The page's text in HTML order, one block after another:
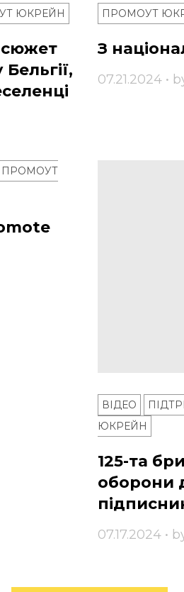
ЮКРЕЙН
сюжет
ПРОМОУТ
З
07.21.2024 •
ПРОМОУТ
ВІДЕО
ЮКРЕЙН
125-та
оборони
07.17.2024 •